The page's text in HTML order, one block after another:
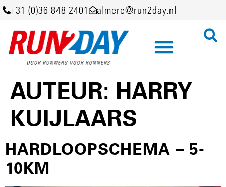
+31 (0)36 848 2401 almere@run2day.nl
AUTEUR: HARRY
KUIJLAARS
HARDLOOPSCHEMA – 5-
10KM